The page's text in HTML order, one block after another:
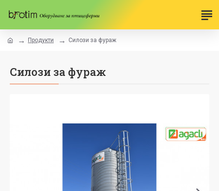
Продукти Силози за фураж
Силози за фураж